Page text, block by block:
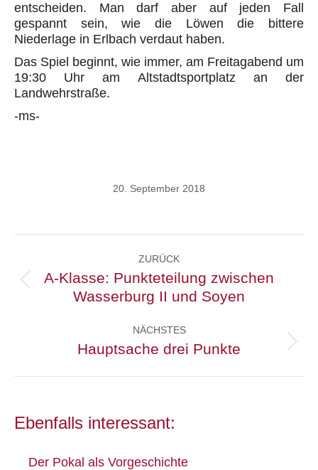
entscheiden. Man darf aber auf jeden Fall
gespannt sein, wie die Löwen die bittere
Niederlage in Erlbach verdaut haben.
Das Spiel beginnt, wie immer, am Freitagabend um
19:30 Uhr am Altstadtsportplatz an der
Landwehrstraße.
-ms-
20. September 2018
ZURÜCK
Vorheriger
Beitrag:
A-Klasse: Punkteteilung zwischen
Wasserburg II und Soyen
NÄCHSTES
Nächster
Hauptsache drei Punkte
Ebenfalls interessant:
Der Pokal als Vorgeschichte